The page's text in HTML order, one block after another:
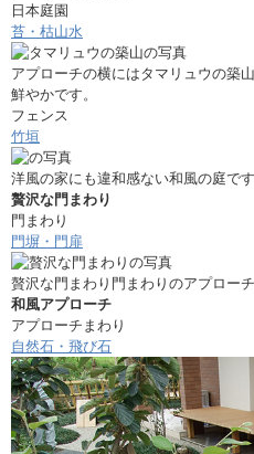
日本庭園
苔・枯山水
アプローチの横にはタマリュウの築
鮮やかです。
フェンス
竹垣
洋風の家にも違和感ない和風の庭です
贅沢な門まわり
門まわり
門塀・門扉
贅沢な門まわり門まわりのアプロー
和風アプローチ
アプローチまわり
自然石・飛び石